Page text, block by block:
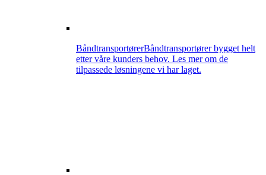
BåndtransportørerBåndtransportører bygget helt
etter våre kunders behov. Les mer om de
tilpassede løsningene vi har laget.